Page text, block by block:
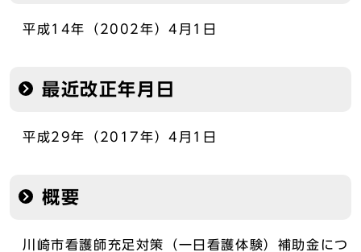
平成14年（2002年）4月1日
最近改正年月日
平成29年（2017年）4月1日
概要
川崎市看護師充足対策（一日看護体験）補助金につ